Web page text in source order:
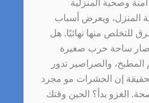
وصحية المنزلية
المنزل، ويعرض أسباب
للتخلص منها نهائيًا. هل
صار ساحة حرب صغيرة
والصراصير تدور
إن الحشرات مو مجرد
الغزو بدأ؟ الحين وقتك